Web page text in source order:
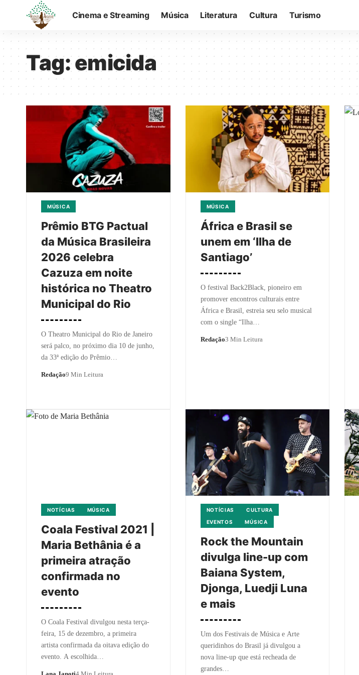
Cinema e Streaming Música Literatura Cultura Turismo
Tag:emicida
MÚSICA
Prêmio BTG Pactual
da Música Brasileira
2026 celebra
Cazuza em noite
histórica no Theatro
Municipal do Rio
O Theatro Municipal do Rio de Janeiro
será palco, no próximo dia 10 de junho,
da 33ª edição do Prêmio…
Redação9 Min Leitura
MÚSICA
África e Brasil se
unem em ‘Ilha de
Santiago’
O festival Back2Black, pioneiro em
promover encontros culturais entre
África e Brasil, estreia seu selo musical
com o single “Ilha…
Redação3 Min Leitura
NOTÍCIAS MÚSICA
Coala Festival 2021 |
Maria Bethânia é a
primeira atração
confirmada no
evento
O Coala Festival divulgou nesta terça-
feira, 15 de dezembro, a primeira
artista confirmada da oitava edição do
evento. A escolhida…
NOTÍCIAS
CULTURA
EVENTOS
MÚSICA
Rock the Mountain
divulga line-up com
Baiana System,
Djonga, Luedji Luna
e mais
Um dos Festivais de Música e Arte
queridinhos do Brasil já divulgou a
nova line-up que está recheada de
grandes…